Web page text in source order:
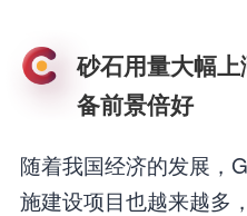
砂石用量大幅
备前景倍好
随着我国经济的发展，
施建设项目也越来越多